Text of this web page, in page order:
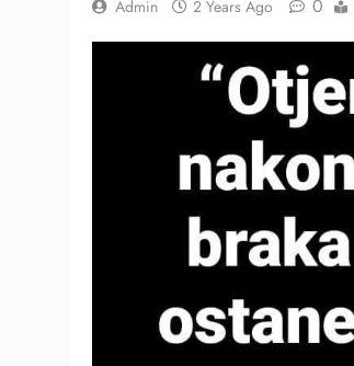
Admin 2 Years Ago 0